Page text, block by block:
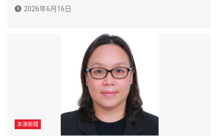
2026年6月16日
本澳新聞